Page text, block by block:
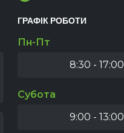
ГРАФІК РОБОТИ
Пн-Пт
8:30 - 17:00
Субота
9:00 - 13:00